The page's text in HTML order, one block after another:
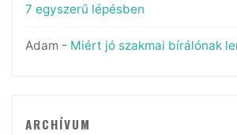
7 egyszerű lépésben
Adam - Miért jó szakmai bírálónak
ARCHÍVUM